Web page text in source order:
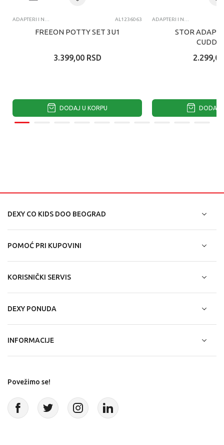
ADAPTERI I NOŠE AL1236063
FREEON POTTY SET 3U1
3.399,00 RSD
DODAJ U KORPU
ADAPTERI I NOŠE
STOR
2.299,00
DODAJ
DEXY CO KIDS DOO BEOGRAD
POMOĆ PRI KUPOVINI
KORISNIČKI SERVIS
DEXY PONUDA
INFORMACIJE
Povežimo se!